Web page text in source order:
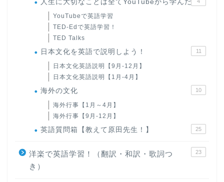
人生に大切なことは全てYouTubeから学んだ
YouTubeで英語学習
TED-Edで英語学習！
TED Talks
日本文化を英語で説明しよう！ 11
日本文化英語説明【9月-12月】
日本文化英語説明【1月-4月】
海外の文化 10
海外行事【1月～4月】
海外行事【9月-12月】
英語質問箱【教えて原田先生！】 25
洋楽で英語学習！（翻訳・和訳・歌詞つ
き）
23